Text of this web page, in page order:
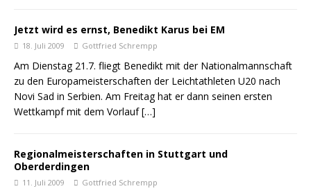
Jetzt wird es ernst, Benedikt Karus bei EM
18. Juli 2009 Gottfried Schrempp
Am Dienstag 21.7. fliegt Benedikt mit der Nationalmannschaft
zu den Europameisterschaften der Leichtathleten U20 nach
Novi Sad in Serbien. Am Freitag hat er dann seinen ersten
Wettkampf mit dem Vorlauf[…]
Regionalmeisterschaften in Stuttgart und
Oberderdingen
11. Juli 2009 Gottfried Schrempp